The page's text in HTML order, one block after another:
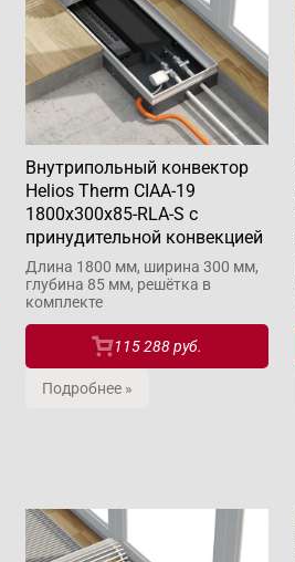
Внутрипольный конвектор
Helios Therm CIAA-19
1800x300x85-RLA-S с
принудительной конвекцией
Длина 1800 мм, ширина 300 мм,
глубина 85 мм, решётка в
комплекте
115 288 руб.
Подробнее »